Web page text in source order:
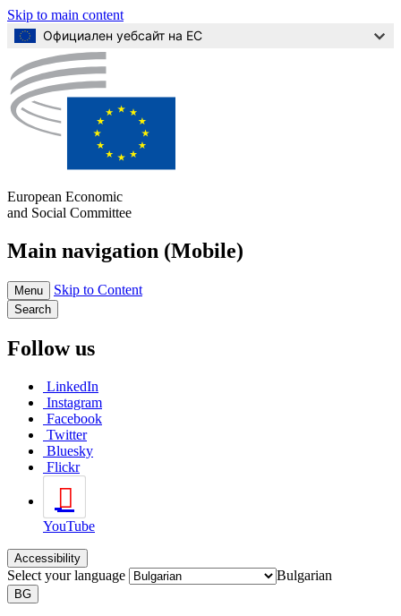
Skip to main content
Официален уебсайт на ЕС
European Economic
and Social Committee
Main navigation (Mobile)
Menu Skip to Content
Search
Follow us
LinkedIn
Instagram
Facebook
Twitter
Bluesky
Flickr
YouTube
Accessibility
Select your language Bulgarian
BG